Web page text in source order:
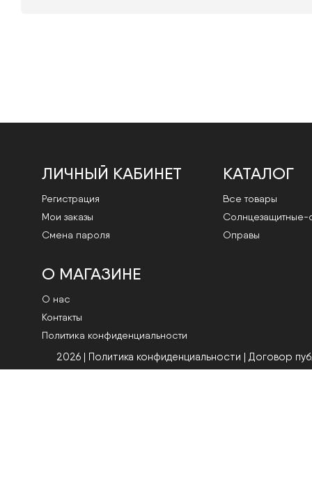
ЛИЧНЫЙ КАБИНЕТ
Регистрация
Мои заказы
Смена пароля
КАТАЛОГ
Все товары
Cолнцезащитные-
Оправы
О МАГАЗИНЕ
О нас
Контакты
Политика конфиденциальности
2026 | Политика конфиденциальности | Договор